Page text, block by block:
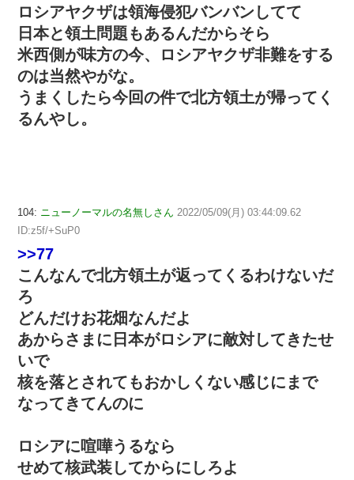
ロシアヤクザは領海侵犯バンバンしてて
日本と領土問題もあるんだからそら
米西側が味方の今、ロシアヤクザ非難をする
のは当然やがな。
うまくしたら今回の件で北方領土が帰ってく
るんやし。
104: ニューノーマルの名無しさん 2022/05/09(月) 03:44:09.62
ID:z5f/+SuP0
>>77
こんなんで北方領土が返ってくるわけないだ
ろ
どんだけお花畑なんだよ
あからさまに日本がロシアに敵対してきたせ
いで
核を落とされてもおかしくない感じにまで
なってきてんのに
ロシアに喧嘩うるなら
せめて核武装してからにしろよ